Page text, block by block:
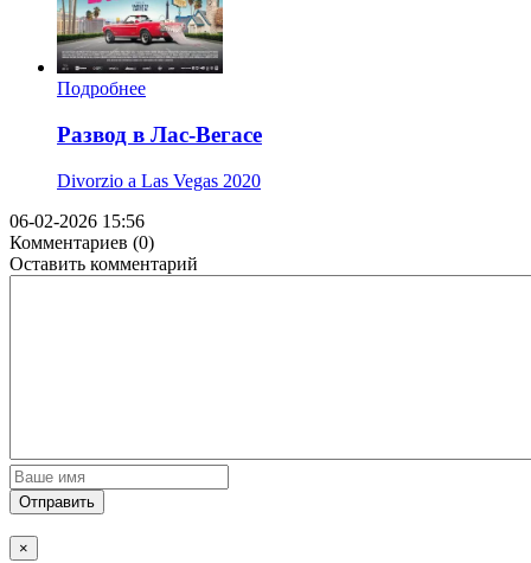
Подробнее
Развод в Лас-Вегасе
Divorzio a Las Vegas 2020
06-02-2026 15:56
Комментариев (0)
Оставить комментарий
Отправить
×